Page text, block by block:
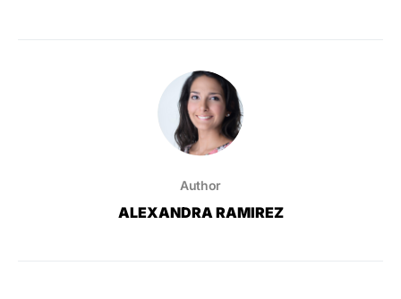
Author
ALEXANDRA RAMIREZ